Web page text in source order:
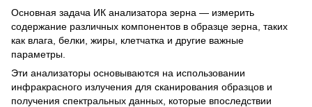
Основная задача ИК анализатора зерна — измерить
содержание различных компонентов в образце зерна, таких
как влага, белки, жиры, клетчатка и другие важные
параметры.
Эти анализаторы основываются на использовании
инфракрасного излучения для сканирования образцов и
получения спектральных данных, которые впоследствии